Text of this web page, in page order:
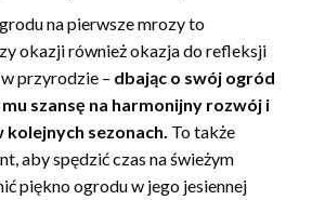
na pierwsze mrozy to
okazji również okazja do refleksji
przyrodzie – dbając o swój ogród
szansę na harmonijny rozwój i
sezonach. To także
aby spędzić czas na świeżym
piękno ogrodu w jego jesiennej